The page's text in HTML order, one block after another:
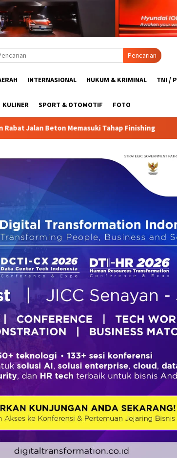
Pencarian
INTERNASIONAL HUKUM & KRIMINAL TNI /
KULINER SPORT & OTOMOTIF FOTO
Tahap Finishing Gotong Royong Satgas